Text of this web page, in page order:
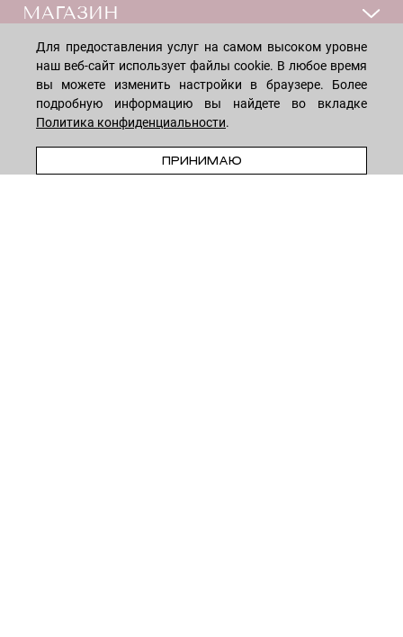
В КОРЗИНУ
МАГАЗИН
Лицо
Мужчинам
Тело
ПОКУПАТЕЛЯМ
Способы оплаты
КОМПАНИЯ
О нас
НОВОСТНАЯ РАССЫЛКА
Для предоставления услуг на самом высоком уровне
наш веб-сайт использует файлы cookie. В любое время
вы можете изменить настройки в браузере. Более
подробную информацию вы найдете во вкладке
Политика конфиденциальности.
ПРИНИМАЮ